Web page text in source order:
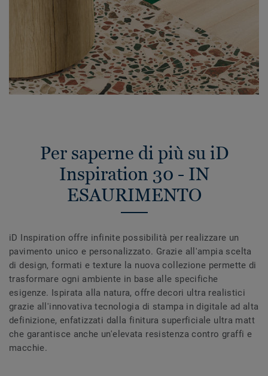
Per saperne di più su iD
Inspiration 30 - IN
ESAURIMENTO
iD Inspiration offre infinite possibilità per realizzare un
pavimento unico e personalizzato. Grazie all'ampia scelta
di design, formati e texture la nuova collezione permette di
trasformare ogni ambiente in base alle specifiche
esigenze. Ispirata alla natura, offre decori ultra realistici
grazie all'innovativa tecnologia di stampa in digitale ad alta
definizione, enfatizzati dalla finitura superficiale ultra matt
che garantisce anche un'elevata resistenza contro graffi e
macchie.